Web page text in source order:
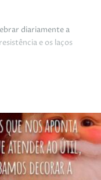
diariamente a
e os laços